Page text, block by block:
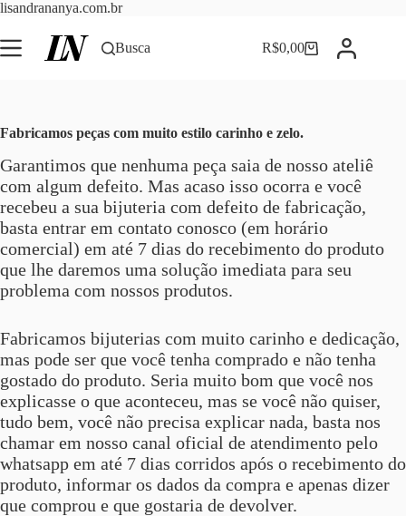
lisandrananya.com.brPular
o
conteúdo
Busca Carrinho
R$0,00
Fabricamos peças com muito estilo carinho e zelo.
Garantimos que nenhuma peça saia de nosso ateliê
com algum defeito. Mas acaso isso ocorra e você
recebeu a sua bijuteria com defeito de fabricação,
basta entrar em contato conosco (em horário
comercial) em até 7 dias do recebimento do produto
que lhe daremos uma solução imediata para seu
problema com nossos produtos.
Fabricamos bijuterias com muito carinho e dedicação,
mas pode ser que você tenha comprado e não tenha
gostado do produto. Seria muito bom que você nos
explicasse o que aconteceu, mas se você não quiser,
tudo bem, você não precisa explicar nada, basta nos
chamar em nosso canal oficial de atendimento pelo
whatsapp em até 7 dias corridos após o recebimento do
produto, informar os dados da compra e apenas dizer
que comprou e que gostaria de devolver.